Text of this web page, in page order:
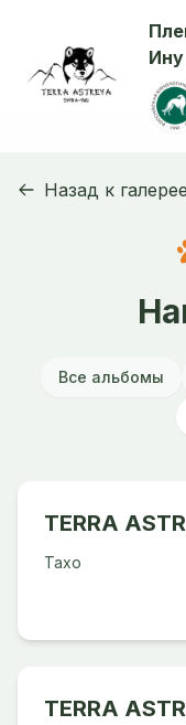
Ину
Назад к галерее
Все альбомы
TERRA
Тахо
TERRA